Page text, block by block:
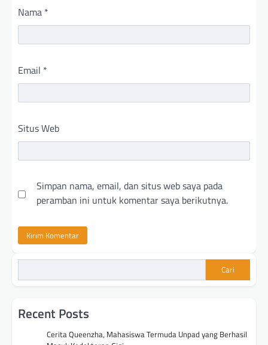
Nama *
Email *
Situs Web
Simpan nama, email, dan situs web saya pada
peramban ini untuk komentar saya berikutnya.
Cari
Recent Posts
Cerita Queenzha, Mahasiswa Termuda Unpad yang Berhasil